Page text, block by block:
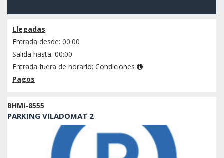
Llegadas
Entrada desde: 00:00
Salida hasta: 00:00
Entrada fuera de horario: Condiciones
Pagos
BHMI-8555
PARKING VILADOMAT 2